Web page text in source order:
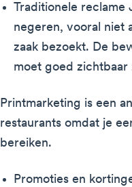
Traditionele reclame
negeren, vooral niet
zaak bezoekt. De
moet goed zichtbaar
Printmarketing is een
restaurants omdat je
bereiken.
Promoties en